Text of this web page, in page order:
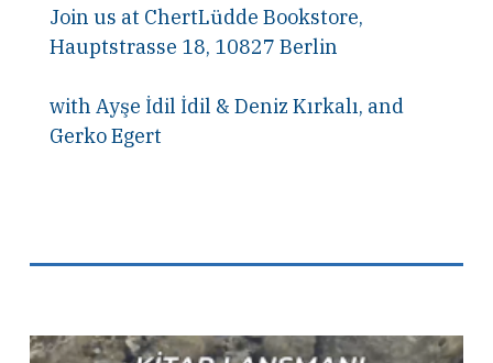
Join us at ChertLüdde Bookstore,
Hauptstrasse 18, 10827 Berlin
with Ayşe İdil İdil & Deniz Kırkalı, and
Gerko Egert